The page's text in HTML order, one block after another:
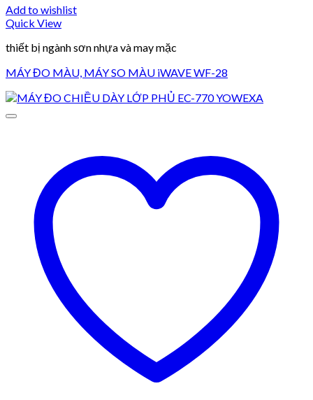
Add to wishlist
Quick View
thiết bị ngành sơn nhựa và may mặc
MÁY ĐO MÀU, MÁY SO MÀU iWAVE WF-28